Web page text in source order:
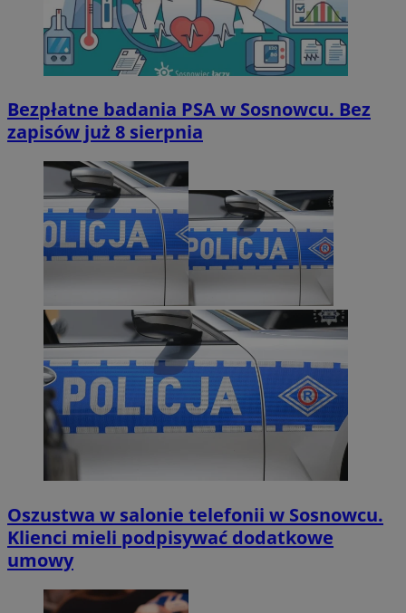
Bezpłatne badania PSA w Sosnowcu. Bez
zapisów już 8 sierpnia
Oszustwa w salonie telefonii w Sosnowcu.
Klienci mieli podpisywać dodatkowe
umowy